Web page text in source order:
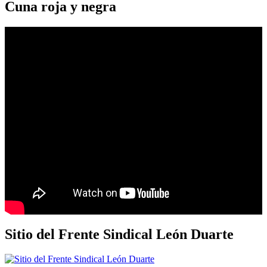
Cuna roja y negra
Sitio del Frente Sindical León Duarte